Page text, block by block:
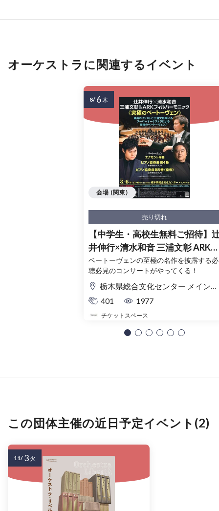
オーケストラに関連するイベント
売り切れ
【中学生・高校生無料ご招待】
井伸行×清水和音 三浦文彰 ARKフ
ィルハーモニック≪究極のベー
ーヴェン≫(栃木公演)
ベートーヴェンの至極の名作を披露する必
聴必見のコンサートがやってくる！
栃木県総合文化センター メインホール
401
1977
チケットスペース
会場 (関東)
8/ 6木
この団体主催の近日予定イベント(2)
11/ 3 火